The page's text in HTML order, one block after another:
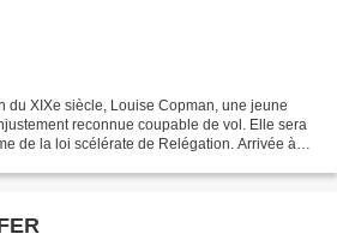
du XIXe siècle, Louise Copman, une jeune
reconnue coupable de vol. Elle sera
de la loi scélérate de Relégation. Arrivée à